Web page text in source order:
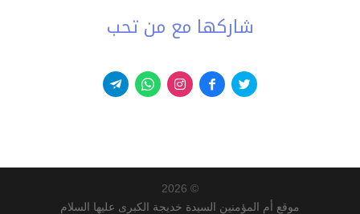
شاركها مع من تحب
© 2026
موقع أم المؤمنين السيدة خديجة الكبرى عليها السلام